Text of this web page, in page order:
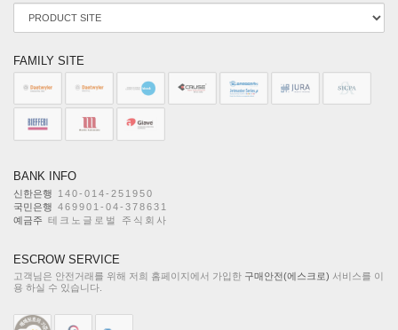
FAMILY SITE
BANK INFO
신한은행
140-014-251950
국민은행 469901-04-378631
예금주 테크노글로벌 주식회사
ESCROW SERVICE
고객님은 안전거래를 위해 저희 홈페이지에서 가입한 구매안전(에스크로) 서비스를 이
용 하실 수 있습니다.